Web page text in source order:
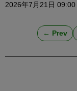
2026年7月21日 09:00
← Prev